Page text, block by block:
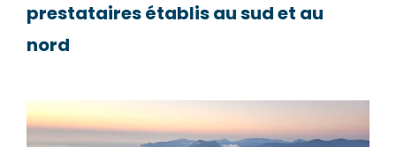
prestataires établis au sud et au
nord